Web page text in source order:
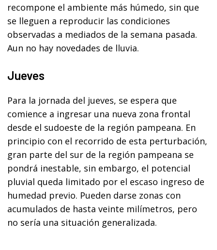
recompone el ambiente más húmedo, sin que
se lleguen a reproducir las condiciones
observadas a mediados de la semana pasada.
Aun no hay novedades de lluvia.
Jueves
Para la jornada del jueves, se espera que
comience a ingresar una nueva zona frontal
desde el sudoeste de la región pampeana. En
principio con el recorrido de esta perturbación,
gran parte del sur de la región pampeana se
pondrá inestable, sin embargo, el potencial
pluvial queda limitado por el escaso ingreso de
humedad previo. Pueden darse zonas con
acumulados de hasta veinte milímetros, pero
no sería una situación generalizada.